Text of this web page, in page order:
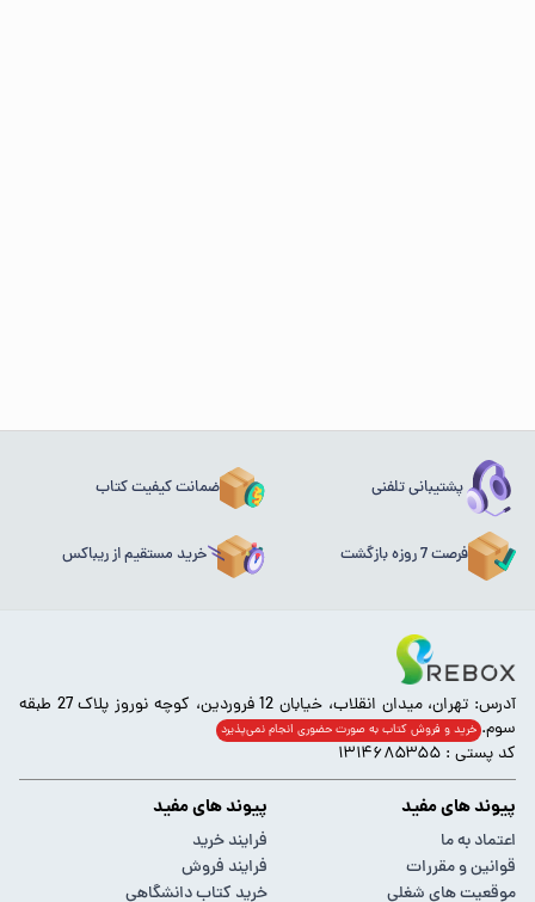
پشتیبانی تلفنی ضمانت کیفیت کتاب
فرصت 7 روزه بازگشت خرید مستقیم از ریباکس
آدرس: تهران، میدان انقلاب، خیابان 12 فروردین، کوچه نوروز پلاک 27 طبقه
سوم. خرید و فروش کتاب به صورت حضوری انجام‌ نمی‌پذیرد
کد پستی : ۱۳۱۴۶۸۵۳۵۵
پیوند های مفید
اعتماد به ما
قوانین و مقررات
موقعیت های شغلی
پیوند های مفید
فرایند خرید
فرایند فروش
خرید کتاب دانشگاهی